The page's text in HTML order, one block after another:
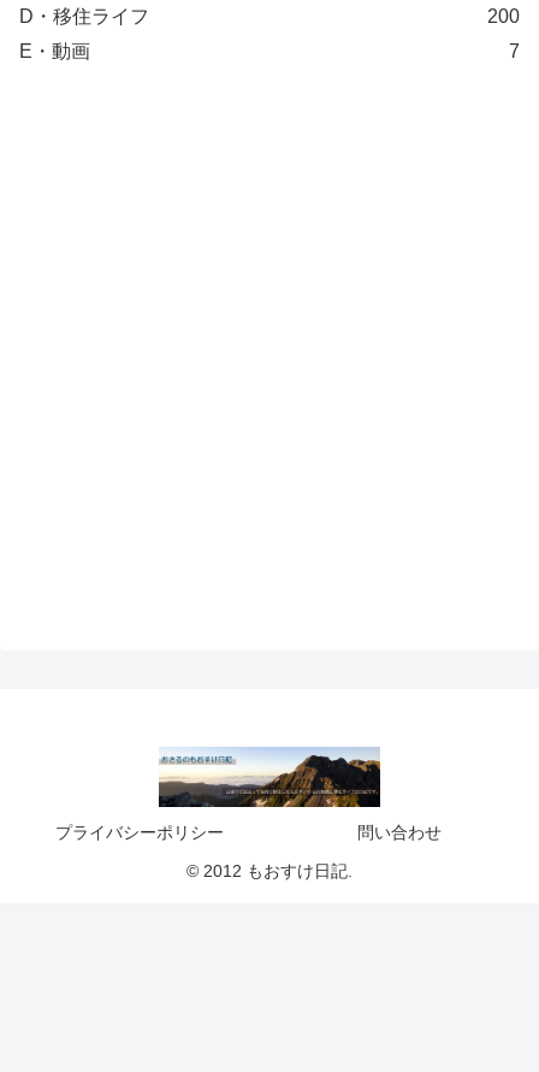
D・移住ライフ
200
E・動画
7
プライバシーポリシー
問い合わせ
© 2012 もおすけ日記.